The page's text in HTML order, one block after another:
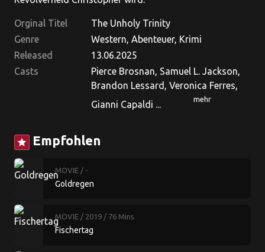
Orginal Titel
The Unholy Trinity
Genre
Western, Abenteuer, Krimi
Released
13.06.2025
Casts
Pierce Brosnan, Samuel L. Jackson,
Brandon Lessard, Veronica Ferres,
Gianni Capaldi ...
mehr
star Empfohlen
MOVIE / -
Goldregen
MOVIE / 2019 / 76 Mins
Fischertag